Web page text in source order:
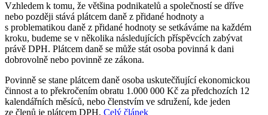
Vzhledem k tomu, že většina podnikatelů a společností se dříve
nebo později stává plátcem daně z přidané hodnoty a
s problematikou daně z přidané hodnoty se setkáváme na každém
kroku, budeme se v několika následujících příspěvcích zabývat
právě DPH. Plátcem daně se může stát osoba povinná k dani
dobrovolně nebo povinně ze zákona.
Povinně se stane plátcem daně osoba uskutečňující ekonomickou
činnost a to překročením obratu 1.000 000 Kč za předchozích 12
kalendářních měsíců, nebo členstvím ve sdružení, kde jeden
ze členů je plátcem DPH, Celý článek